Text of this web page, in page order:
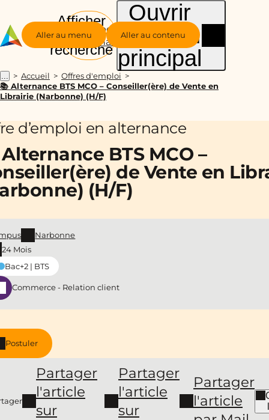
Aller au menu Aller au contenu
Groupe
Alternance
Afficher
la
recherche
Ouvrir
le menu
principal
... Accueil
Offres d'emploi
📚 Alternance BTS MCO – Conseiller(ère) de Vente en
Librairie (Narbonne) (H/F)
d’emploi en alternance
BTS MCO –
de Vente en
(H/F)
Postuler
Partager
l'article
sur
Partager
l'article
sur
Partager
l'article
Narbonne
24 Mois
Bac+2 | BTS
Commerce - Relation client